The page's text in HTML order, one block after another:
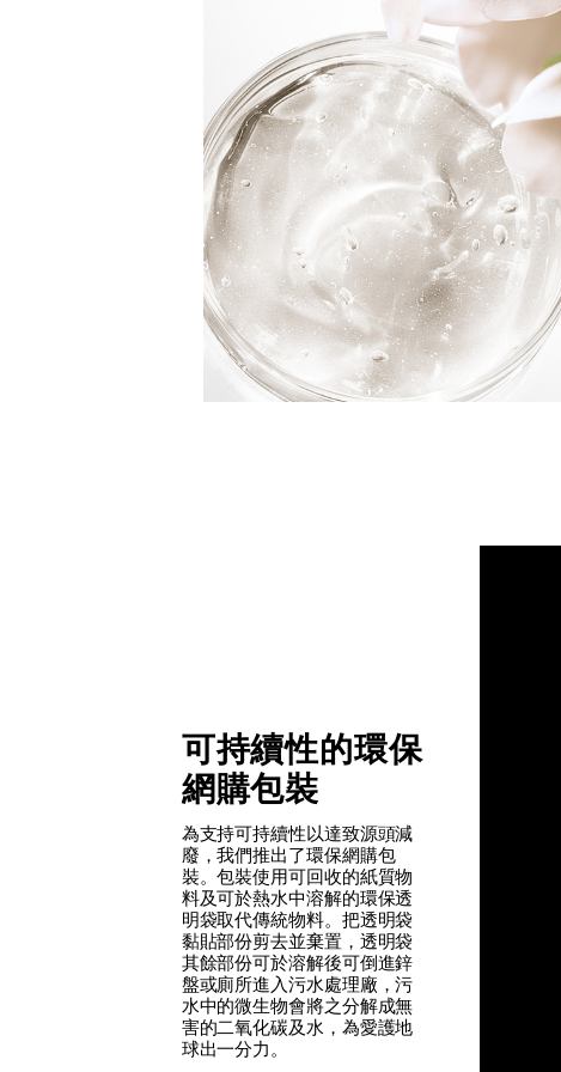
可持續性的環保
網購包裝
為支持可持續性以達致源頭減
廢，我們推出了環保網購包
裝。包裝使用可回收的紙質物
料及可於熱水中溶解的環保透
明袋取代傳統物料。把透明袋
黏貼部份剪去並棄置，透明袋
其餘部份可於溶解後可倒進鋅
盤或廁所進入污水處理廠，污
水中的微生物會將之分解成無
害的二氧化碳及水，為愛護地
球出一分力。